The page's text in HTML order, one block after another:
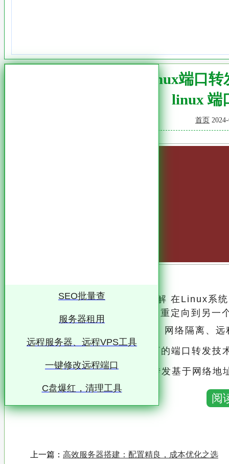
高效Linux端口
linux 端
首页
Linux系统下的端口转发技术详解 在Linux系
网络流量从一个网络接口或端口重定向到另一
这种技术对于实现负载均衡、网络隔离、远
本文将详细探讨Linux系统下的端口转发技
据包的源地址和目的地址，实现流量的重定向
在Linux系统中，iptables和firewalld等工具
口来配置和管理端口转发规则
阅
上一篇： 高效服务器搭建：配置精良，成本优化之选
SEO批量查
服务器租用
远程服务器、远程VPS工具
一键修改远程端口
C盘爆红，清理工具